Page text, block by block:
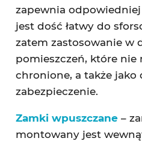
zapewnia
jest dość łatwy do
zatem zastosowanie w
pomieszczeń, które nie
chronione, a także jako
zabezpieczenie.
Zamki wpuszczane–
montowany jest